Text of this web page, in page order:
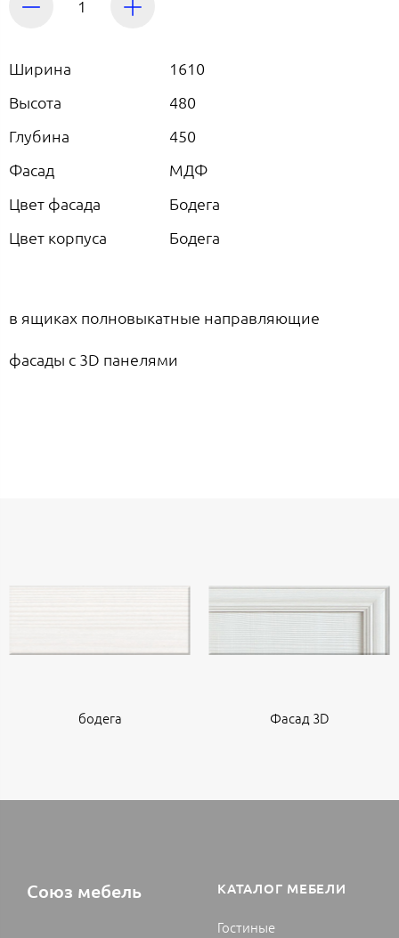
Ширина
1610
Высота
480
Глубина
450
Фасад
МДФ
Цвет фасада
Бодега
Цвет корпуса
Бодега
в ящиках полновыкатные направляющие
фасады с 3D панелями
бодега Фасад 3D
Союз мебель КАТАЛОГ МЕБЕЛИ
Гостиные